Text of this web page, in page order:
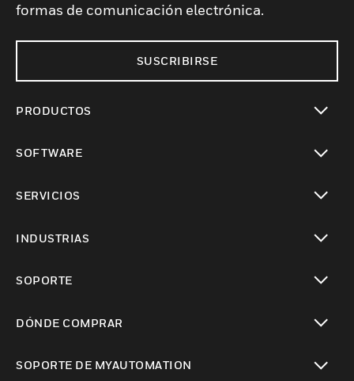
formas de comunicación electrónica.
SUSCRIBIRSE
PRODUCTOS
SOFTWARE
SERVICIOS
INDUSTRIAS
SOPORTE
DÓNDE COMPRAR
SOPORTE DE MYAUTOMATION